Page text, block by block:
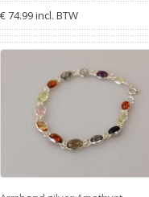
€ 74.99 incl. BTW